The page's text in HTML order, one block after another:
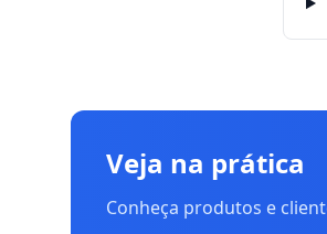
Veja na prática
Conheça produtos e